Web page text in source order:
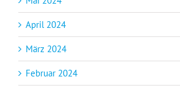
April 2024
März 2024
Februar 2024